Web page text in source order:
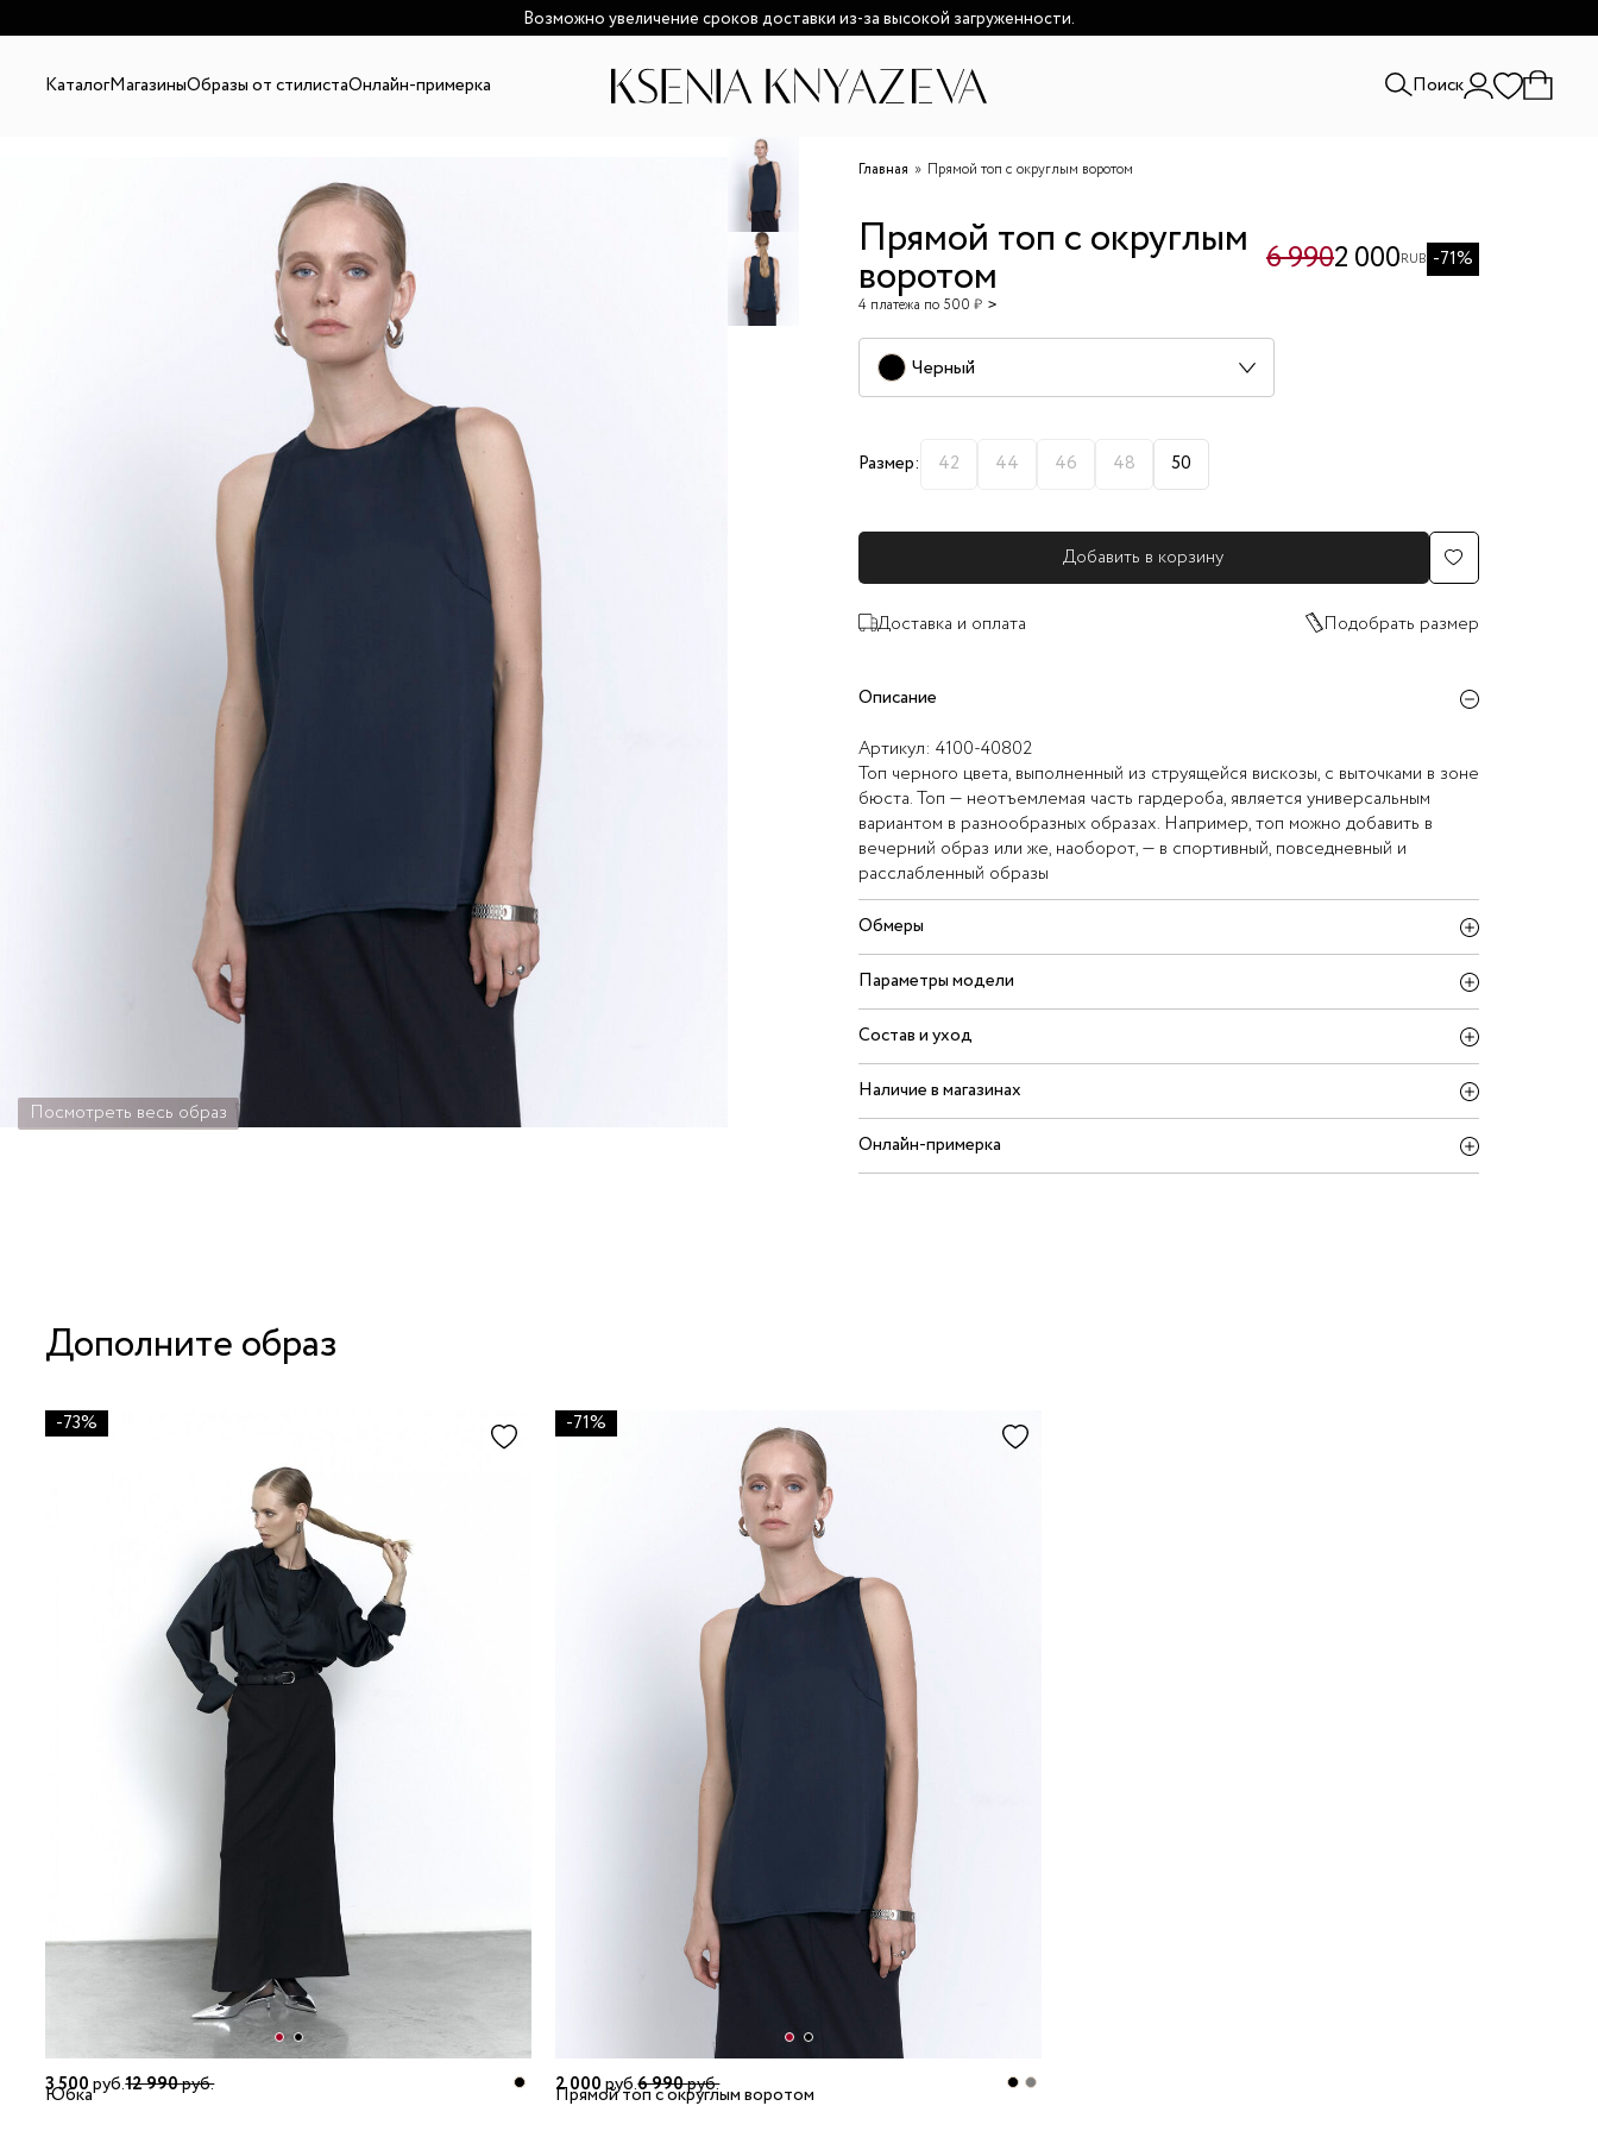
Возможно увеличение сроков доставки из-за высокой загруженности.
КаталогМагазиныОбразы от стилистаОнлайн-примерка Поиск
Посмотреть весь образ
Главная Прямой топ с округлым воротом
Прямой топ с округлым
воротом
4 платежа по 500 ₽
6 9902 000RUB -71%
Черный
Размер: 42 44 46 48 50
Добавить в корзину
Доставка и оплата Подобрать размер
Описание
Артикул: 4100-40802
Топ черного цвета, выполненный из струящейся вискозы, с выточками в зоне
бюста. Топ — неотъемлемая часть гардероба, является универсальным
вариантом в разнообразных образах. Например, топ можно добавить в
вечерний образ или же, наоборот, — в спортивный, повседневный и
расслабленный образы
Обмеры
Параметры модели
Состав и уход
Наличие в магазинах
Онлайн-примерка
Дополните образ
-73%
3 500руб.12 990руб.
Юбка
-71%
2 000руб.6 990руб.
Прямой топ с округлым воротом